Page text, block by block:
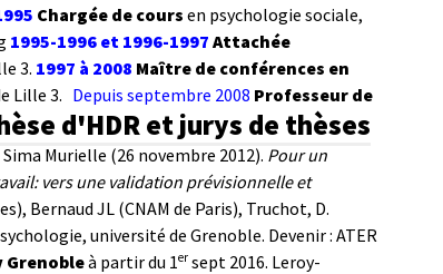
Chargée de cours en psychologie sociale,
1995-1996 et 1996-1997 Attachée
3. 1997 à 2008 Maître de conférences en
Lille 3. Depuis septembre 2008 Professeur de
d'HDR et jurys de thèses
Murielle (26 novembre 2012). Pour un
vers une validation prévisionnelle et
Bernaud JL (CNAM de Paris), Truchot, D.
université de Grenoble. Devenir : ATER
Grenobleà partir du 1er sept 2016. Leroy-